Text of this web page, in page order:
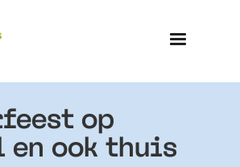
op
en ook thuis